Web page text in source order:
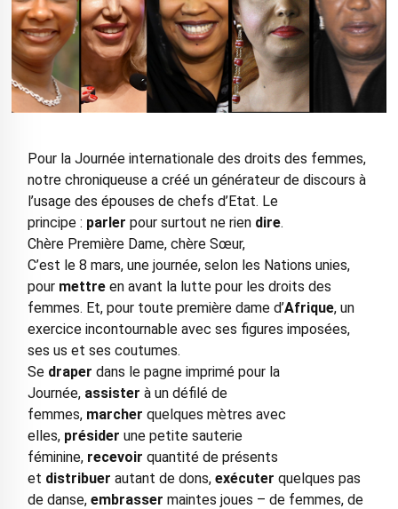
Pour la Journée internationale des droits des femmes,
notre chroniqueuse a créé un générateur de discours à
l’usage des épouses de chefs d’Etat. Le
principe : parler pour surtout ne rien dire.
Chère Première Dame, chère Sœur,
C’est le 8 mars, une journée, selon les Nations unies,
pour mettreen avant la lutte pour les droits des
femmes. Et, pour toute première dame d’Afrique, un
exercice incontournable avec ses figures imposées,
ses us et ses coutumes.
Se draper dans le pagne imprimé pour la
Journée, assister à un défilé de
femmes, marcher quelques mètres avec
elles, présider une petite sauterie
féminine, recevoir quantité de présents
et distribuer autant de dons, exécuter quelques pas
de danse, embrasser maintes joues – de femmes, de